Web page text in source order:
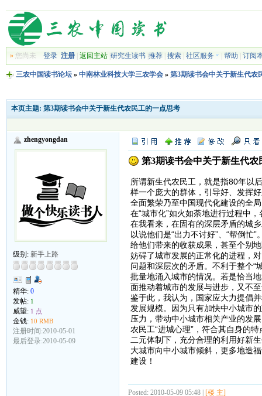
»您尚未 登录 注册| 返回主站| 研究生读书| 推荐| 搜索| 社区服务 帮助 订阅
三农中国读书论坛» 中南林业科技大学三农学会» 第3期读书会中关于新生代农
本页主题: 第3期读书会中关于新生代农民工的一点思考
zhengyongdan
级别: 新手上路
精华: 0
发帖: 1
威望: 1 点
金钱: 10 RMB
注册时间:2010-05-01
最后登录:2010-05-09
第3期读书会中关于新生代农
所谓新生代农民工，就是指80年以
样一个庞大的群体，引导好、发挥
全面繁荣乃至中国现代化建设的全
在“城市化”如火如荼地进行过程中
在我看来，在固有的深层矛盾的城
以说他们是“出力不讨好”、“帮倒忙
给他们带来的收获成果，甚至个别
妨碍了城市发展的正常化的进程，
问题和深层次的矛盾。不利于整个“
批量地涌入城市的情况。若是恰当
面推动着城市的发展与进步，又不
鉴于此，我认为，国家应大力提倡
发展规模。因为只有加快中小城市
压力，带动中小城市相关产业的发
农民工“进城心理”，符合其自身的
二元体制下，充分合理的利用好新
大城市向中小城市倾斜，更多地造
建设！
Posted: 2010-05-09 05:48 | [楼 主]